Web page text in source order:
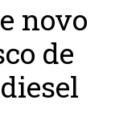
novo
de